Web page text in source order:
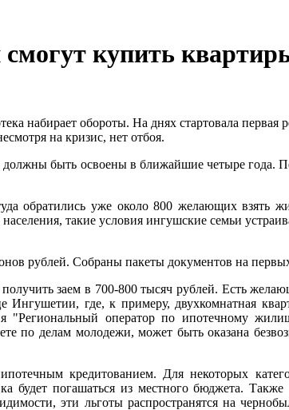
купить
набирает обороты. На днях стартовала первая
на кризис, нет отбоя.
быть освоены в ближайшие четыре года.
обратились уже около 800 желающих взять
такие условия ингушские семьи
рублей. Собраны пакеты документов на
заем в 700-800 тысяч рублей. Есть
где, к примеру, двухкомнатная
"Региональный оператор по ипотечному
делам молодежи, может быть оказана
кредитованием. Для некоторых
погашаться из местного бюджета. Также
эти льготы распространятся на